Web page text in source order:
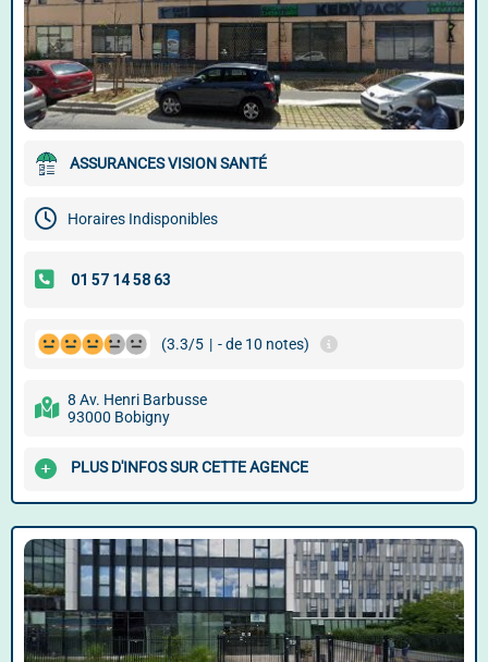
ASSURANCES VISION SANTÉ
Horaires Indisponibles
(3.3/5 | - de 10 notes)
8 Av. Henri Barbusse
93000 Bobigny
PLUS D'INFOS SUR CETTE AGENCE